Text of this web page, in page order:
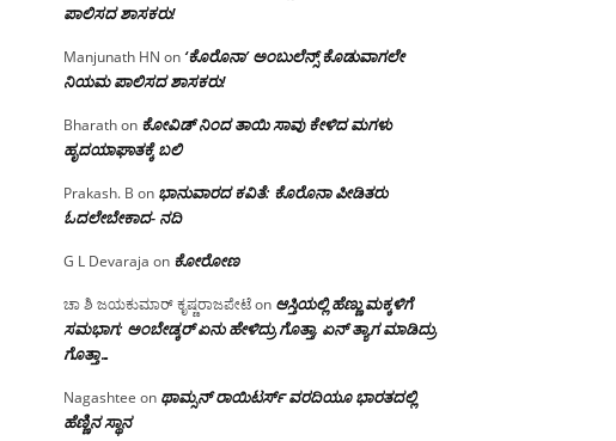
ಪಾಲಿಸದ ಶಾಸಕರು!
Manjunath HN on ‘ಕೊರೊನಾ’ ಅಂಬುಲೆನ್ಸ್ ಕೊಡುವಾಗಲೇ
ನಿಯಮ ಪಾಲಿಸದ ಶಾಸಕರು!
Bharathon ಕೋವಿಡ್ ನಿಂದ ತಾಯಿ ಸಾವು ಕೇಳಿದ ಮಗಳು
ಹೃದಯಾಘಾತಕ್ಕೆ ಬಲಿ
Prakash. B on ಭಾನುವಾರದ ಕವಿತೆ: ಕೊರೊನಾ ಪೀಡಿತರು
ಓದಲೇಬೇಕಾದ- ನದಿ
G L Devaraja on ಕೋರೋಣ
ಚಾ ಶಿ ಜಯಕುಮಾರ್ ಕೃಷ್ಣರಾಜಪೇಟೆon ಆಸ್ತಿಯಲ್ಲಿ ಹೆಣ್ಣು ಮಕ್ಕಳಿಗೆ
ಸಮಭಾಗ; ಅಂಬೇಡ್ಕರ್ ಏನು ಹೇಳಿದ್ರು ಗೊತ್ತಾ, ಏನ್ ತ್ಯಾಗ ಮಾಡಿದ್ರು
ಗೊತ್ತಾ…
Nagashtee on ಥಾಮ್ಸನ್ ರಾಯಿಟರ್ಸ್ ವರದಿಯೂ ಭಾರತದಲ್ಲಿ
ಹೆಣ್ಣಿನ ಸ್ಥಾನ‌